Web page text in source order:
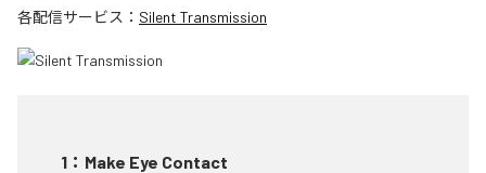
各配信サービス： Silent Transmission
1 ： Make Eye Contact